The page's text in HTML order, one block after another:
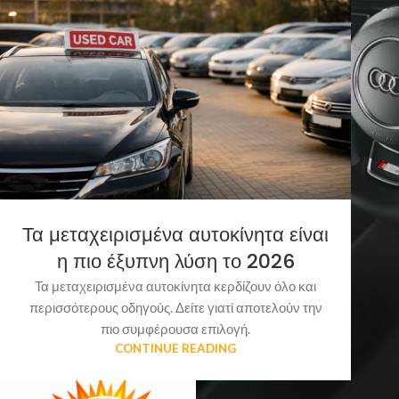
Τα μεταχειρισμένα αυτοκίνητα είναι
η πιο έξυπνη λύση το 2026
Τα μεταχειρισμένα αυτοκίνητα κερδίζουν όλο και
περισσότερους οδηγούς. Δείτε γιατί αποτελούν την
πιο συμφέρουσα επιλογή.
CONTINUE READING